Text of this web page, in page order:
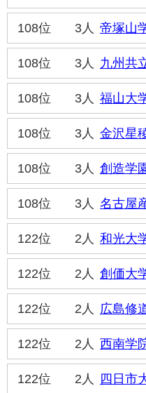
108位 3人 帝塚山
108位 3人 九州共
108位 3人 福山大
108位 3人 金沢星
108位 3人 創造学
108位 3人 名古屋
122位 2人 和光大
122位 2人 創価大
122位 2人 広島修
122位 2人 西南学
122位 2人 四日市